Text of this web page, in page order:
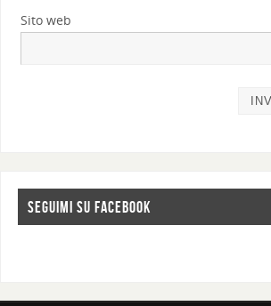
Sito web
SEGUIMI SU FACEBOOK